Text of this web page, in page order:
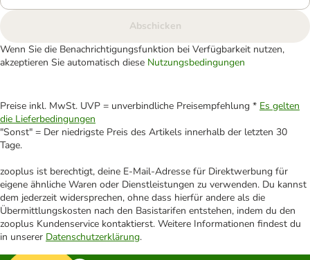
Abschicken
Wenn Sie die Benachrichtigungsfunktion bei Verfügbarkeit nutzen,
akzeptieren Sie automatisch diese Nutzungsbedingungen
Preise inkl. MwSt. UVP = unverbindliche Preisempfehlung * Es gelten
die Lieferbedingungen
"Sonst" = Der niedrigste Preis des Artikels innerhalb der letzten 30
Tage.
zooplus ist berechtigt, deine E-Mail-Adresse für Direktwerbung für
eigene ähnliche Waren oder Dienstleistungen zu verwenden. Du kannst
dem jederzeit widersprechen, ohne dass hierfür andere als die
Übermittlungskosten nach den Basistarifen entstehen, indem du den
zooplus Kundenservice kontaktierst. Weitere Informationen findest du
in unserer Datenschutzerklärung.